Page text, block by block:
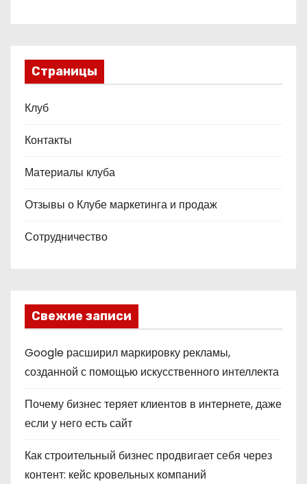
Страницы
Клуб
Контакты
Материалы клуба
Отзывы о Клубе маркетинга и продаж
Сотрудничество
Свежие записи
Google расширил маркировку рекламы,
созданной с помощью искусственного интеллекта
Почему бизнес теряет клиентов в интернете, даже
если у него есть сайт
Как строительный бизнес продвигает себя через
контент: кейс кровельных компаний